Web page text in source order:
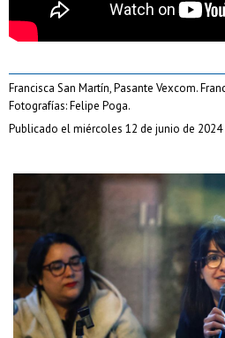
Francisca San Martín, Pasante Vexcom.
Fotografías: Felipe Poga.
Publicado el miércoles 12 de junio de 2024